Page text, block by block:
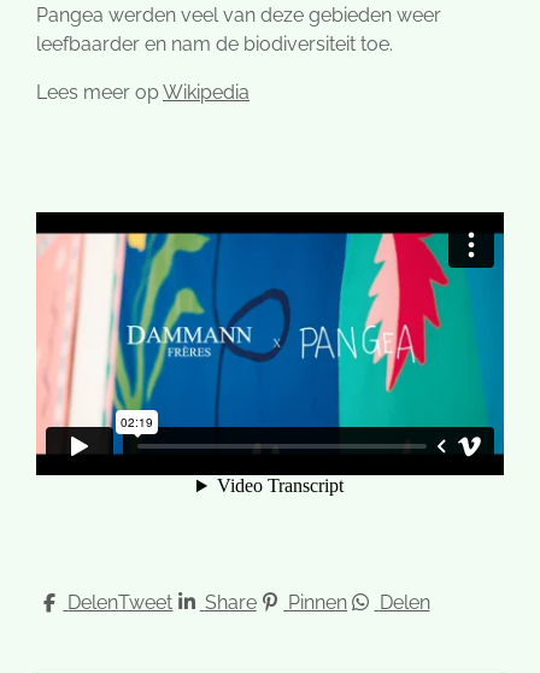
Pangea werden veel van deze gebieden weer
leefbaarder en nam de biodiversiteit toe.
Lees meer opWikipedia
DelenTweet Share Pinnen Delen